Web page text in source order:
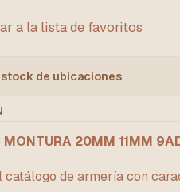
a la lista de favoritos
de ubicaciones
MONTURA 20MM 11MM
catálogo de armería con